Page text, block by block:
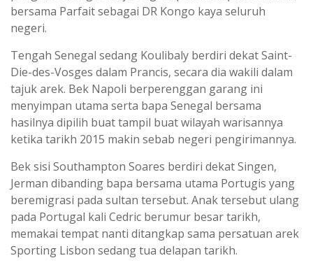
bersama Parfait sebagai DR Kongo kaya seluruh
negeri.
Tengah Senegal sedang Koulibaly berdiri dekat Saint-
Die-des-Vosges dalam Prancis, secara dia wakili dalam
tajuk arek. Bek Napoli berperenggan garang ini
menyimpan utama serta bapa Senegal bersama
hasilnya dipilih buat tampil buat wilayah warisannya
ketika tarikh 2015 makin sebab negeri pengirimannya.
Bek sisi Southampton Soares berdiri dekat Singen,
Jerman dibanding bapa bersama utama Portugis yang
beremigrasi pada sultan tersebut. Anak tersebut ulang
pada Portugal kali Cedric berumur besar tarikh,
memakai tempat nanti ditangkap sama persatuan arek
Sporting Lisbon sedang tua delapan tarikh.